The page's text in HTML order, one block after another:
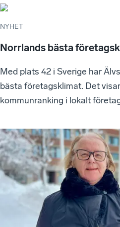
NYHET
Norrlands bästa
Med plats 42 i Sverige har
bästa företagsklimat. Det
kommunranking i lokalt